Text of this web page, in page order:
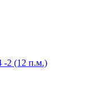
-2 (12 п.м.)